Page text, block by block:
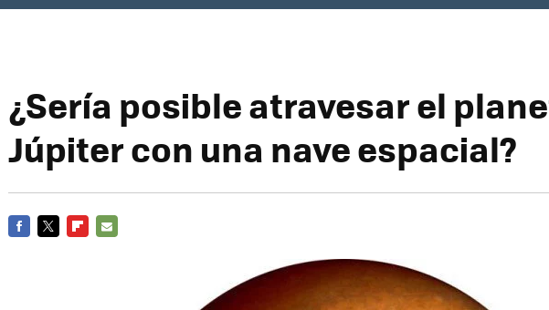
¿Sería posible atravesar el
Júpiter con una nave espacial?